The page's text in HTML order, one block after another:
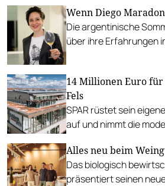
Wenn Diego
Die argentinische
über ihre Erfahrungen
14 Millionen Euro für
Fels
SPAR rüstet sein
auf und nimmt die
Alles neu beim
Das biologisch
präsentiert seinen